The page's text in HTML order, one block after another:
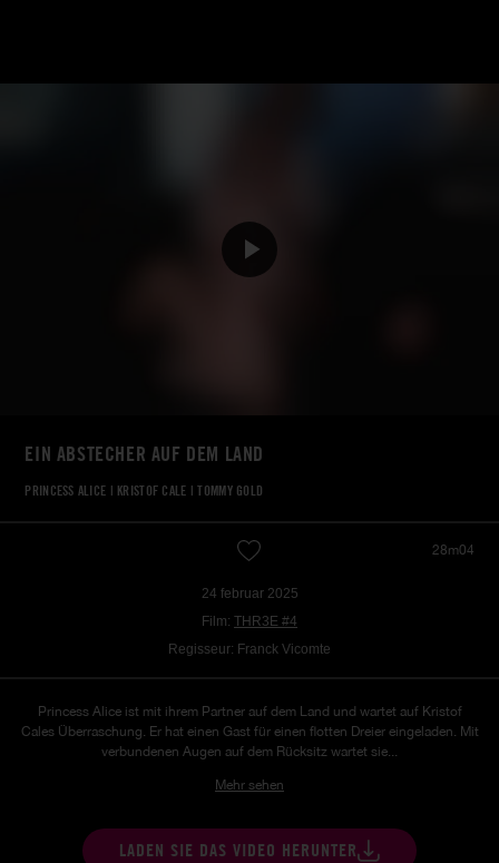
EIN ABSTECHER AUF DEM LAND
PRINCESS ALICE | KRISTOF CALE |TOMMY GOLD
28m04
24 februar 2025
Film: THR3E #4
Regisseur: Franck Vicomte
Princess Alice ist mit ihrem Partner auf dem Land und wartet auf Kristof
Cales Überraschung. Er hat einen Gast für einen flotten Dreier eingeladen. Mit
verbundenen Augen auf dem Rücksitz wartet sie...
Mehr sehen
LADEN SIE DAS VIDEO HERUNTER